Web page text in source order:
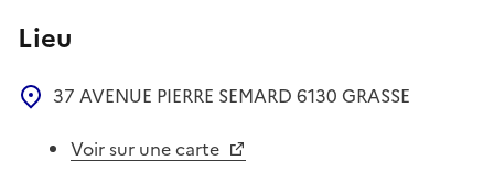
Lieu
37 AVENUE PIERRE SEMARD 6130 GRASSE
Voir sur une carte